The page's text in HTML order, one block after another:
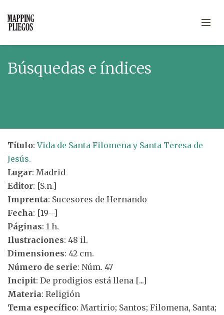
Búsquedas e índices
Título:Vida de Santa Filomena y Santa Teresa de
Jesús.
Lugar: Madrid
Editor: [S.n.]
Imprenta: Sucesores de Hernando
Fecha: [19--]
Páginas: 1 h.
Ilustraciones: 48 il.
Dimensiones: 42 cm.
Número de serie: Núm. 47
Incipit: De prodigios está llena [...]
Materia: Religión
Tema específico: Martirio; Santos; Filomena, Santa;